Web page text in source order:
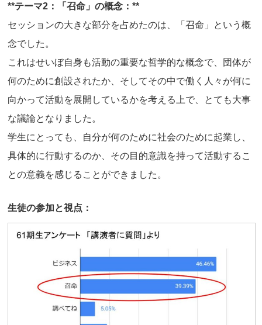
**テーマ2：「召命」の概念：**
セッションの大きな部分を占めたのは、「召命」という概
念でした。
これはせいぼ自身も活動の重要な哲学的な概念で、団体が
何のために創設されたか、そしてその中で働く人々が何に
向かって活動を展開しているかを考える上で、とても大事
な議論となりました。
学生にとっても、自分が何のために社会のために起業し、
具体的に行動するのか、その目的意識を持って活動するこ
との意義を感じることができました。
生徒の参加と視点：